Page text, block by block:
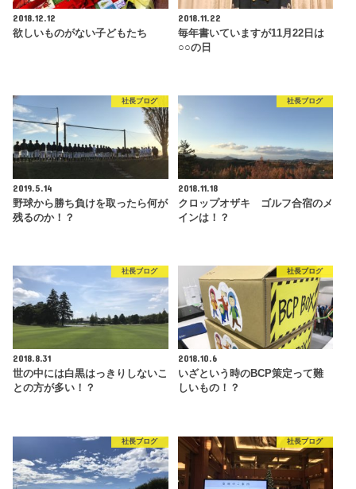
2018.12.12
欲しいものがない子どもたち
2018.11.22
毎年書いていますが11月22日は
○○の日
社長ブログ
2019.5.14
野球から勝ち負けを取ったら何が
残るのか！？
社長ブログ
2018.11.18
クロップオザキ ゴルフ合宿のメ
インは！？
社長ブログ
2018.8.31
世の中には白黒はっきりしないこ
との方が多い！？
社長ブログ
2018.10.6
いざという時のBCP策定って難
しいもの！？
社長ブログ 社長ブログ